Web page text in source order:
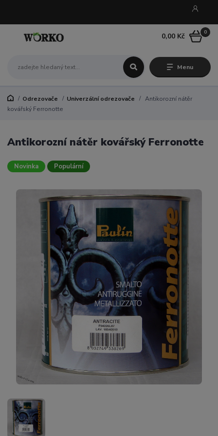
Menu
0
0,00 Kč
Odrezovače Univerzální odrezovače
Antikorozní nátěr
kovářský Ferronotte
Antikorozní nátěr kovářský Ferronotte
Novinka Populární